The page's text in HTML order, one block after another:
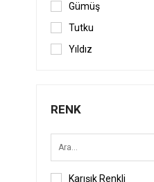
Gümüş
Tutku
Yıldız
RENK
Karışık Renkli